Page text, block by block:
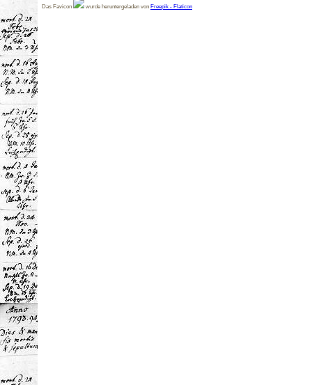
Das Favicon
wurde heruntergeladen von Freepik - Flaticon